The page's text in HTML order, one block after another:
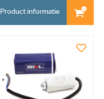
Product informatie